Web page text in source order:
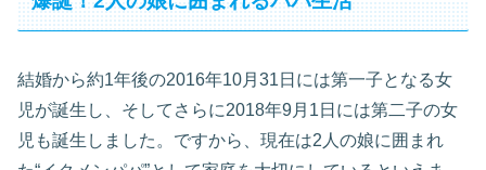
結婚から約1年後の2016年10月31日には第一子となる女
児が誕生し、そしてさらに2018年9月1日には第二子の女
児も誕生しました。ですから、現在は2人の娘に囲まれ